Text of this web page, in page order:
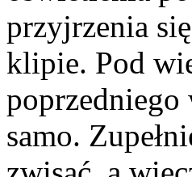
przyjrzenia
klipie. Pod
poprzedniego
samo.